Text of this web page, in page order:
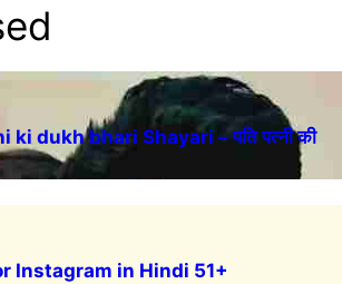
ki dukh bhari Shayari – पति पत्नी की
Instagram in Hindi 51+